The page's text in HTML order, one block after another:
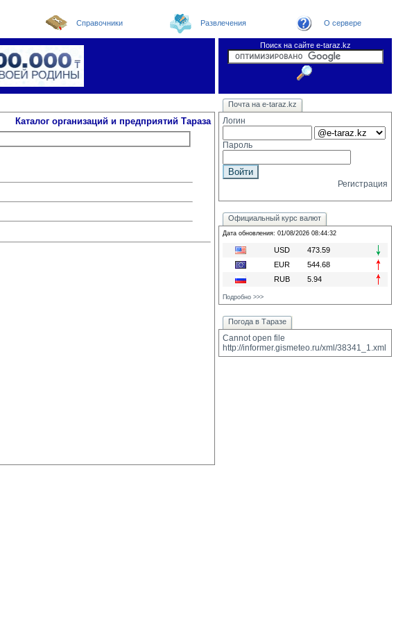
Справочники Развлечения О сервере
Поиск на сайте e-taraz.kz
Новости Погода в Таразе
Телефоный справочник
Видеоконференция
Новости e-taraz Замечания и предложения
Каталог организаций и предприятий Тараза
Почта на e-taraz.kz
Логин
Пароль
Регистрация
Официальный курс валют
Дата обновления: 01/08/2026 08:44:32
USD
473.59
EUR
544.68
RUB
5.94
Подробно >>>
Погода в Таразе
Cannot open file
http://informer.gismeteo.ru/xml/38341_1.xml